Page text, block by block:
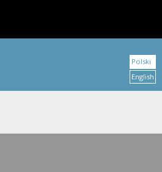
Polski
English